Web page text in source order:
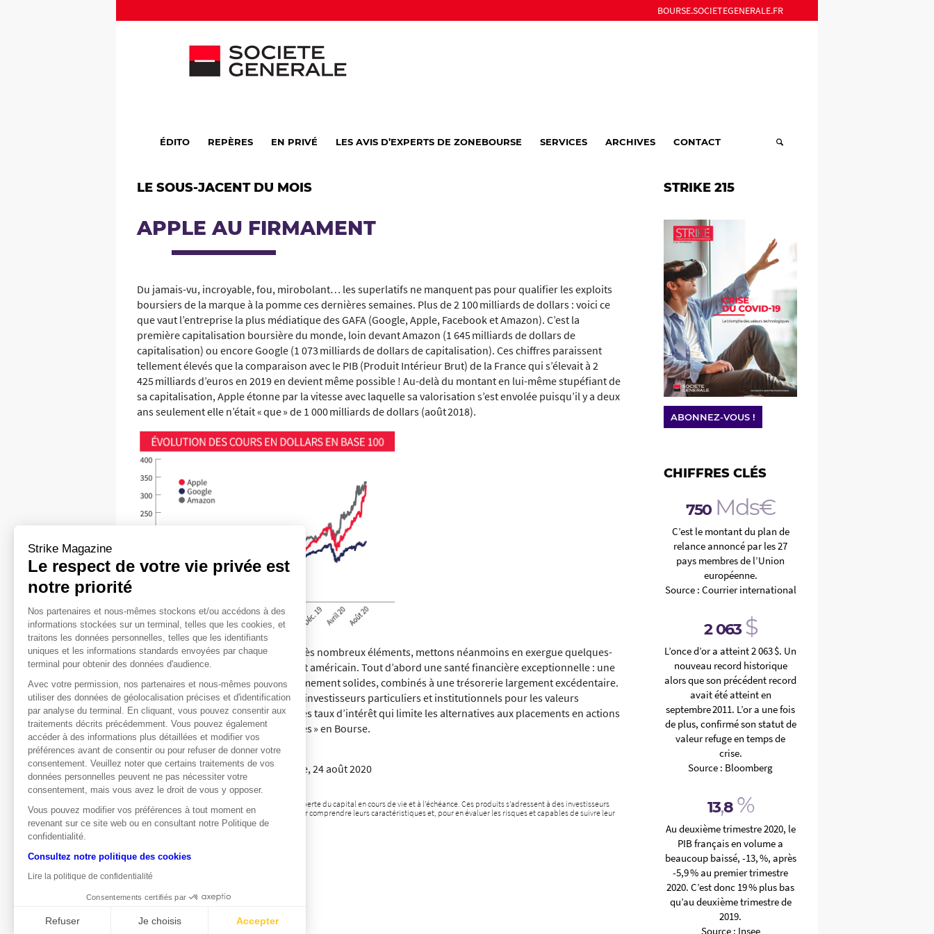
BOURSE.SOCIETEGENERALE.FR
ÉDITO REPÈRES EN PRIVÉ LES AVIS D’EXPERTS DE ZONEBOURSE SERVICES ARCHIVES CONTACT
LE SOUS-JACENT DU MOIS
APPLE AU FIRMAMENT
Du jamais-vu, incroyable, fou, mirobolant… les superlatifs ne manquent pas pour qualifier les exploits
boursiers de la marque à la pomme ces dernières semaines. Plus de 2 100 milliards de dollars : voici ce
que vaut l’entreprise la plus médiatique des GAFA (Google, Apple, Facebook et Amazon). C’est la
première capitalisation boursière du monde, loin devant Amazon (1 645 milliards de dollars de
capitalisation) ou encore Google (1 073 milliards de dollars de capitalisation). Ces chiffres paraissent
tellement élevés que la comparaison avec le PIB (Produit Intérieur Brut) de la France qui s’élevait à 2
425 milliards d’euros en 2019 en devient même possible ! Au-delà du montant en lui-même stupéfiant de
sa capitalisation, Apple étonne par la vitesse avec laquelle sa valorisation s’est envolée puisqu’il y a deux
ans seulement elle n’était « que » de 1 000 milliards de dollars (août 2018).
Si ce succès est bien sûr le fruit de très nombreux éléments, mettons néanmoins en exergue quelques-
uns des points forts actuels du géant américain. Tout d’abord une santé financière exceptionnelle : une
croissance et une profitabilité extrêmement solides, combinés à une trésorerie largement excédentaire.
Ensuite l’engouement croissant des investisseurs particuliers et institutionnels pour les valeurs
technologiques. Enfin la faiblesse des taux d’intérêt qui limite les alternatives aux placements en actions
aux profits des actions « valeurs sûres » en Bourse.
Léa Jézéquel
Société Générale Produits de Bourse, 24 août 2020
Produits à effet de levier présentant un risque de perte du capital en cours de vie et à l’échéance. Ces produits s’adressent à des investisseurs
avertis possédant suffisamment d’expérience pour comprendre leurs caractéristiques et, pour en évaluer les risques et capables de suivre leur
évolution en temps réel.
STRIKE 215
ABONNEZ-VOUS !
CHIFFRES CLÉS
750Mds€
C’est le montant du plan de
relance annoncé par les 27
pays membres de l’Union
européenne.
Source : Courrier international
2 063$
L’once d’or a atteint 2 063 $. Un
nouveau record historique
alors que son précédent record
avait été atteint en
septembre 2011. L’or a une fois
de plus, confirmé son statut de
valeur refuge en temps de
crise.
Source : Bloomberg
13,8%
Au deuxième trimestre 2020, le
PIB français en volume a
beaucoup baissé, -13, %, après
-5,9 % au premier trimestre
2020. C’est donc 19 % plus bas
qu’au deuxième trimestre de
2019.
Source : Insee
Strike Magazine
Le respect de votre vie privée est
notre priorité
Nos partenaires et nous-mêmes stockons et/ou accédons à des
informations stockées sur un terminal, telles que les cookies, et
traitons les données personnelles, telles que les identifiants
uniques et les informations standards envoyées par chaque
terminal pour obtenir des données d'audience.
Avec votre permission, nos partenaires et nous-mêmes pouvons
utiliser des données de géolocalisation précises et d'identification
par analyse du terminal. En cliquant, vous pouvez consentir aux
traitements décrits précédemment. Vous pouvez également
accéder à des informations plus détaillées et modifier vos
préférences avant de consentir ou pour refuser de donner votre
consentement. Veuillez noter que certains traitements de vos
données personnelles peuvent ne pas nécessiter votre
consentement, mais vous avez le droit de vous y opposer.
Vous pouvez modifier vos préférences à tout moment en
revenant sur ce site web ou en consultant notre Politique de
confidentialité.
Consultez notre politique des cookies
Lire la politique de confidentialité
Consentements certifiés par
Refuser Je choisis Accepter